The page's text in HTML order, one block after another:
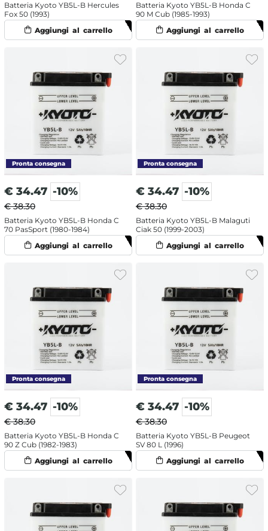
Batteria Kyoto YB5L-B Hercules
Fox 50 (1993)
Batteria Kyoto YB5L-B Honda C
90 M Cub (1985-1993)
€ 34.47 -10%
€ 38.30
Batteria Kyoto YB5L-B Honda C
70 PasSport (1980-1984)
€ 34.47 -10%
€ 38.30
Batteria Kyoto YB5L-B Malaguti
Ciak 50 (1999-2003)
€ 34.47 -10%
€ 38.30
Batteria Kyoto YB5L-B Honda C
90 Z Cub (1982-1983)
€ 34.47 -10%
€ 38.30
Batteria Kyoto YB5L-B Peugeot
SV 80 L (1996)